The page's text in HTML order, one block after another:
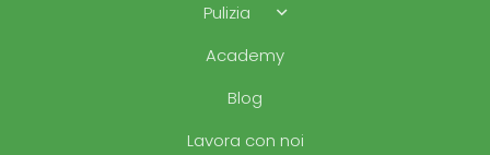
Pulizia
Academy
Blog
Lavora con noi